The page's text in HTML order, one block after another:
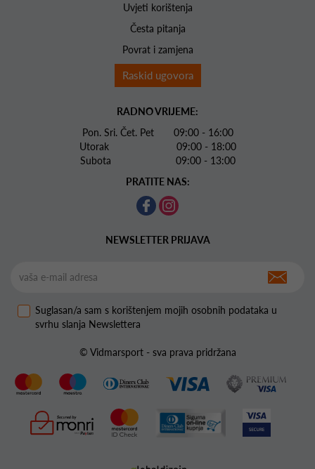
Uvjeti korištenja
Česta pitanja
Povrat i zamjena
Raskid ugovora
RADNO VRIJEME:
Pon. Sri. Čet. Pet 09:00 - 16:00
Utorak 09:00 - 18:00
Subota 09:00 - 13:00
PRATITE NAS:
NEWSLETTER PRIJAVA
Suglasan/a sam s korištenjem mojih osobnih podataka u
svrhu slanja Newslettera
© Vidmarsport - sva prava pridržana